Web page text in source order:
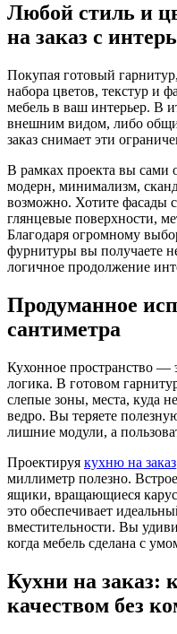
Любой стиль и
на заказ с
Покупая готовый
набора цветов, текстур и
мебель в ваш интерьер. В
внешним видом, либо
заказ снимает эти
В рамках проекта вы сами
модерн, минимализм,
возможно. Хотите фасады
глянцевые поверхности,
Благодаря огромному
фурнитуры вы получаете
логичное продолжение
Продуманное
сантиметра
Кухонное пространство —
логика. В готовом
слепые зоны, места, куда
ведро. Вы теряете
лишние модули, а
Проектируя кухню на заказ
миллиметр полезно.
ящики, вращающиеся
это обеспечивает
вместительности. Вы
когда мебель сделана с
Кухни на заказ:
качеством без